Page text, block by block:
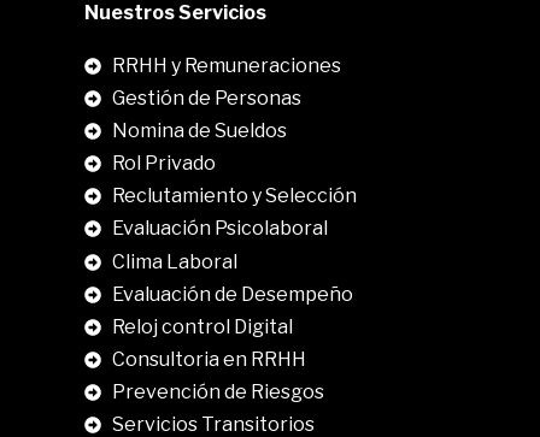
Nuestros Servicios
RRHH y Remuneraciones
Gestión de Personas
Nomina de Sueldos
Rol Privado
Reclutamiento y Selección
Evaluación Psicolaboral
Clima Laboral
Evaluación de Desempeño
Reloj control Digital
Consultoria en RRHH
Prevención de Riesgos
Servicios Transitorios